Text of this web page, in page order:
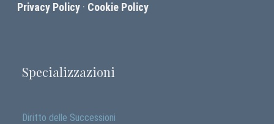
Privacy Policy · Cookie Policy
Specializzazioni
Diritto delle Successioni